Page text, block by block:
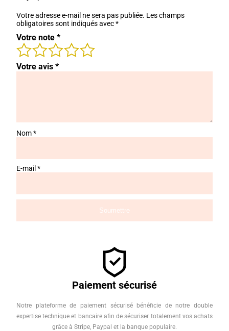
Votre adresse e-mail ne sera pas publiée. Les champs
obligatoires sont indiqués avec*
Votre note *
Votre avis *
Nom*
E-mail *
Paiement sécurisé
Notre plateforme de paiement sécurisé bénéficie de notre double
expertise technique et bancaire afin de sécuriser totalement vos achats
grâce à Stripe, Paypal et la banque populaire.